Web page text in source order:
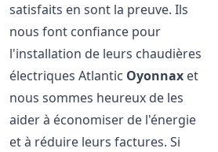
satisfaits en sont la preuve. Ils
nous font confiance pour
l'installation de leurs chaudières
électriques Atlantic Oyonnax et
nous sommes heureux de les
aider à économiser de l'énergie
et à réduire leurs factures. Si